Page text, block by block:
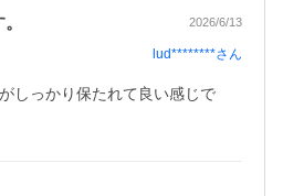
2026/6/13
lud********さん
しっかり保たれて良い感じで